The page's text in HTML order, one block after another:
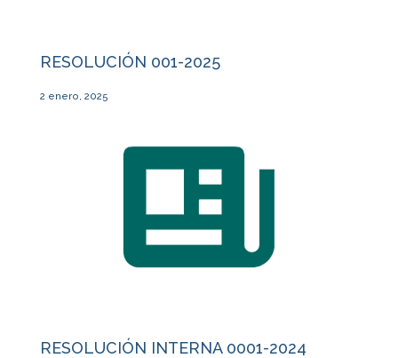
RESOLUCIÓN 001-2025
2 enero, 2025
RESOLUCIÓN INTERNA 0001-2024